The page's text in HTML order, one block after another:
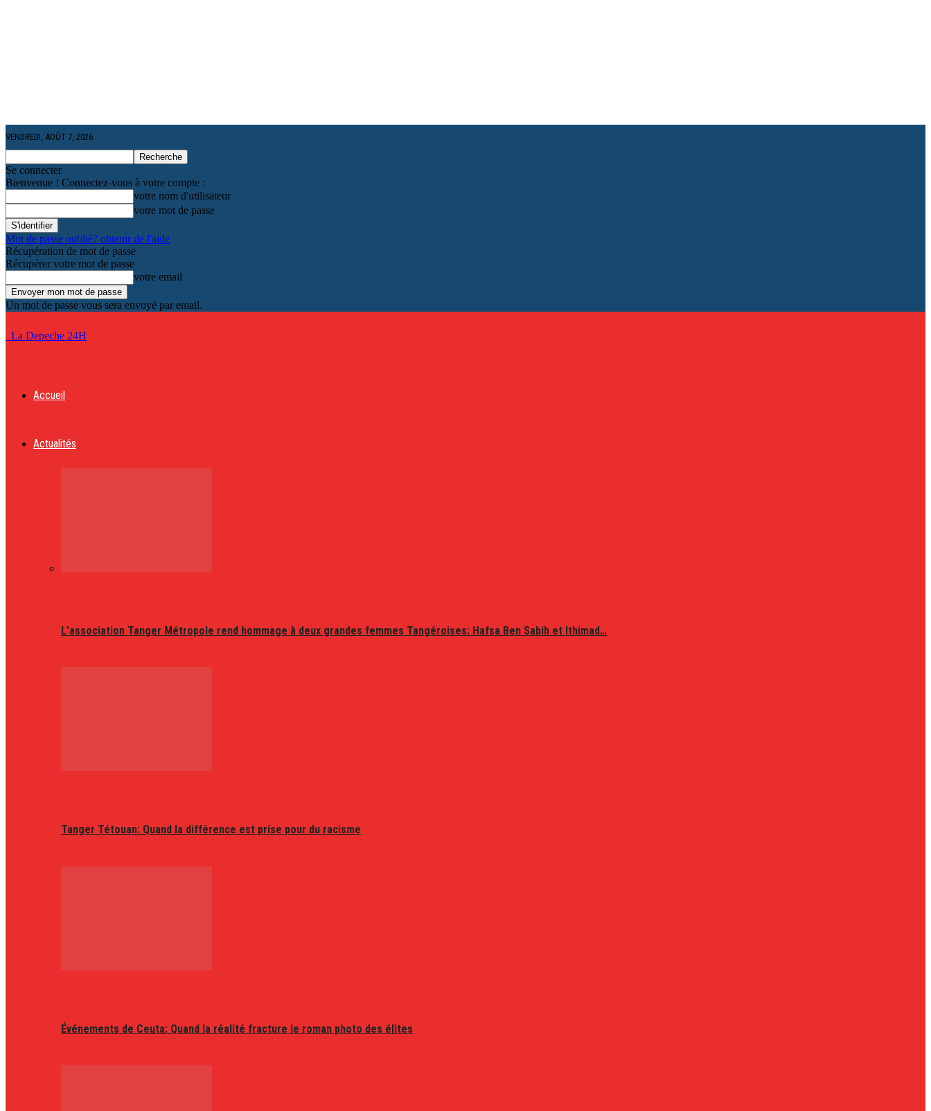
VENDREDI, AOÛT 7, 2026
Se connecter
Bienvenue ! Connectez-vous à votre compte :
votre nom d'utilisateur
votre mot de passe
Mot de passe oublié? obtenir de l'aide
Récupération de mot de passe
Récupérer votre mot de passe
votre email
Un mot de passe vous sera envoyé par email.
La Depeche 24H
Accueil
Actualités
L’association Tanger Métropole rend hommage à deux grandes femmes Tangéroises: Hafsa Ben Sabih et Ithimad…
Tanger Tétouan: Quand la différence est prise pour du racisme
Événements de Ceuta: Quand la réalité fracture le roman photo des élites